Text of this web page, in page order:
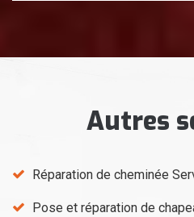
Autres
Réparation de cheminée
Pose et réparation de